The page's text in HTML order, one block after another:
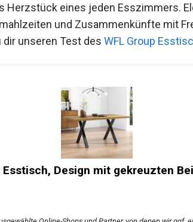
Herzstück eines jeden Esszimmers.
und Zusammenkünfte mit
unseren Test des WFL Group
Esstisch, Design mit gekreuzten